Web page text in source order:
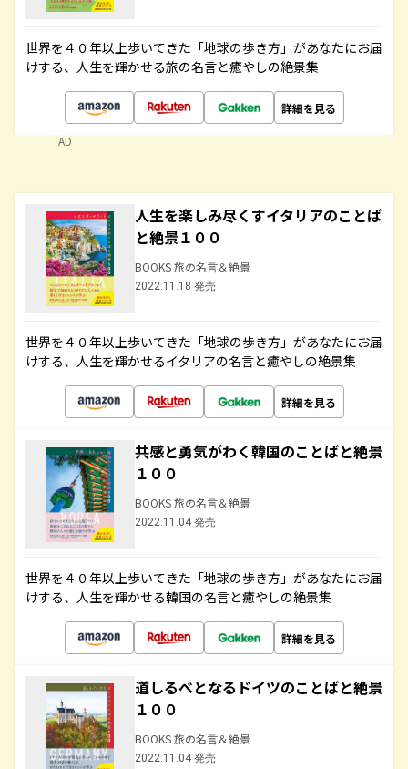
世界を４０年以上歩いてきた「地球の歩き方」があなたにお届
けする、人生を輝かせる旅の名言と癒やしの絶景集
詳細を見る
AD
人生を楽しみ尽くすイタリアのことば
と絶景１００
BOOKS 旅の名言＆絶景
2022.11.18 発売
世界を４０年以上歩いてきた「地球の歩き方」があなたにお届
けする、人生を輝かせるイタリアの名言と癒やしの絶景集
詳細を見る
共感と勇気がわく韓国のことばと絶景
１００
BOOKS 旅の名言＆絶景
2022.11.04 発売
世界を４０年以上歩いてきた「地球の歩き方」があなたにお届
けする、人生を輝かせる韓国の名言と癒やしの絶景集
詳細を見る
道しるべとなるドイツのことばと絶景
１００
BOOKS 旅の名言＆絶景
2022.11.04 発売